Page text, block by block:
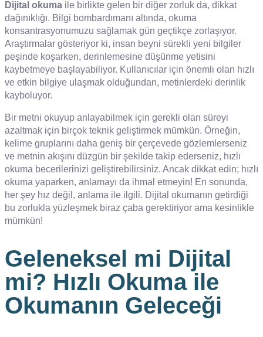
Dijital okuma ile birlikte gelen bir diğer zorluk da, dikkat
dağınıklığı. Bilgi bombardımanı altında, okuma
konsantrasyonumuzu sağlamak gün geçtikçe zorlaşıyor.
Araştırmalar gösteriyor ki, insan beyni sürekli yeni bilgiler
peşinde koşarken, derinlemesine düşünme yetisini
kaybetmeye başlayabiliyor. Kullanıcılar için önemli olan hızlı
ve etkin bilgiye ulaşmak olduğundan, metinlerdeki derinlik
kayboluyor.
Bir metni okuyup anlayabilmek için gerekli olan süreyi
azaltmak için birçok teknik geliştirmek mümkün. Örneğin,
kelime gruplarını daha geniş bir çerçevede gözlemlerseniz
ve metnin akışını düzgün bir şekilde takip ederseniz, hızlı
okuma becerilerinizi geliştirebilirsiniz. Ancak dikkat edin; hızlı
okuma yaparken, anlamayı da ihmal etmeyin! En sonunda,
her şey hız değil, anlama ile ilgili. Dijital okumanın getirdiği
bu zorlukla yüzleşmek biraz çaba gerektiriyor ama kesinlikle
mümkün!
Geleneksel mi Dijital
mi? Hızlı Okuma ile
Okumanın Geleceği